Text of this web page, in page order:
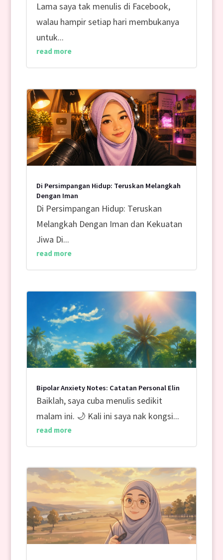
Lama saya tak menulis di Facebook,
walau hampir setiap hari membukanya
untuk...
read more
Di Persimpangan Hidup: Teruskan Melangkah
Dengan Iman
Di Persimpangan Hidup: Teruskan
Melangkah Dengan Iman dan Kekuatan
Jiwa Di...
read more
Bipolar Anxiety Notes: Catatan Personal Elin
Baiklah, saya cuba menulis sedikit
malam ini. 🌙 Kali ini saya nak kongsi...
read more